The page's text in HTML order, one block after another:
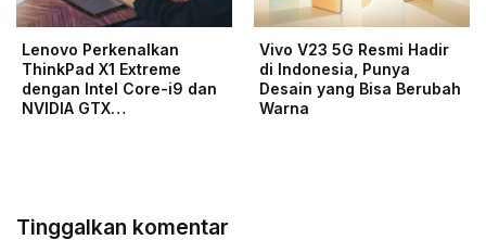
Lenovo Perkenalkan
ThinkPad X1 Extreme
dengan Intel Core-i9 dan
NVIDIA GTX…
Vivo V23 5G Resmi Hadir
di Indonesia, Punya
Desain yang Bisa Berubah
Warna
Tinggalkan komentar